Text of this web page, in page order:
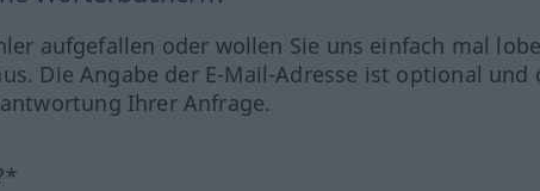
aufgefallen oder wollen Sie uns einfach mal
Die Angabe der E-Mail-Adresse ist optional und
Ihrer Anfrage.